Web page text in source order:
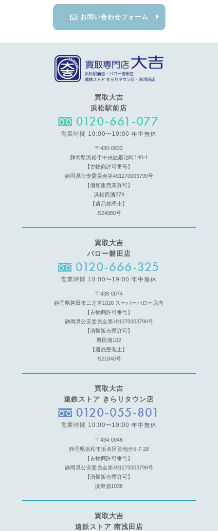
お問い合わせフォーム
買取大吉
浜松駅前店
0120-661-077
営業時間 10:00〜19:00 年中無休
〒430-0933
静岡県浜松市中央区鍛冶町140-1
【古物商許可番号】
静岡県公安委員会第491270003799号
【酒類販売業許可】
浜松西酒279
【遺品整理士】
IS24980号
買取大吉
バロー磐田店
0120-666-325
営業時間 10:00〜19:00 年中無休
〒438-0074
静岡県磐田市二之宮1026 スーパーバロー店内
【古物商許可番号】
静岡県公安委員会第491270003799号
【酒類販売業許可】
磐田酒102
【遺品整理士】
IS21840号
買取大吉
遠鉄ストア きらりタウン店
0120-055-801
営業時間 10:00〜19:00 年中無休
〒434-0046
静岡県浜松市浜名区染地台5-7-28
【古物商許可番号】
静岡県公安委員会第491270003799号
【酒類販売業許可】
浜東酒1038
買取大吉
遠鉄ストア 南浅田店